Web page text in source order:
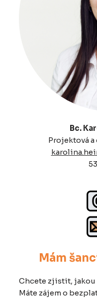
Bc.
Projektová
Mám
Chcete zjistit, jakou
Máte zájem o